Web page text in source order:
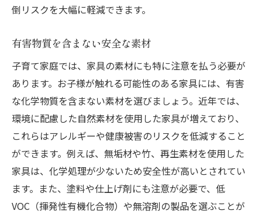
倒リスクを大幅に軽減できます。
有害物質を含まない安全な素材
子育て家庭では、家具の素材にも特に注意を払う必要が
あります。お子様が触れる可能性のある家具には、有害
な化学物質を含まない素材を選びましょう。近年では、
環境に配慮した自然素材を使用した家具が増えており、
これらはアレルギーや健康被害のリスクを低減すること
ができます。例えば、無垢材や竹、再生素材を使用した
家具は、化学処理が少ないため安全性が高いとされてい
ます。また、塗料や仕上げ剤にも注意が必要で、低
VOC（揮発性有機化合物）や無溶剤の製品を選ぶことが